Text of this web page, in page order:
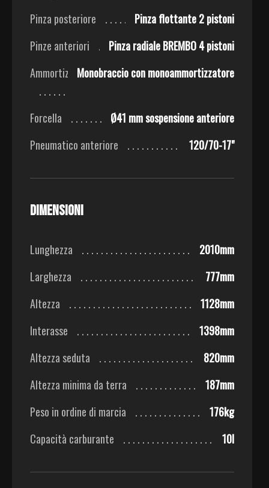
Pinza posteriore
Pinza flottante 2 pistoni
Pinze anteriori
Pinza radiale BREMBO 4 pistoni
AmmortizzatoreMonobraccio con monoammortizzatore
Forcella
Ø41 mm sospensione anteriore
Pneumatico anteriore
120/70-17"
Dimensioni
Lunghezza
2010mm
Larghezza
777mm
Altezza
1128mm
Interasse
1398mm
Altezza seduta
820mm
Altezza minima da terra
187mm
Peso in ordine di marcia
176kg
Capacità carburante
10l